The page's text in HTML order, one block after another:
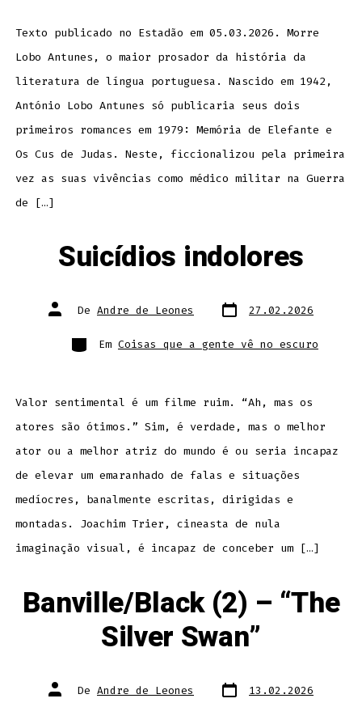
Texto publicado no Estadão em 05.03.2026. Morre
Lobo Antunes, o maior prosador da história da
literatura de língua portuguesa. Nascido em 1942,
António Lobo Antunes só publicaria seus dois
primeiros romances em 1979: Memória de Elefante e
Os Cus de Judas. Neste, ficcionalizou pela primeira
vez as suas vivências como médico militar na Guerra
de […]
Suicídios indolores
Autor
do De Andre de Leones Data
do
27.02.2026
Categorias
Em Coisas que a gente vê no escuro
Valor sentimental é um filme ruim. “Ah, mas os
atores são ótimos.” Sim, é verdade, mas o melhor
ator ou a melhor atriz do mundo é ou seria incapaz
de elevar um emaranhado de falas e situações
medíocres, banalmente escritas, dirigidas e
montadas. Joachim Trier, cineasta de nula
imaginação visual, é incapaz de conceber um […]
Banville/Black (2) – “The
Silver Swan”
Autor
do De Andre de Leones Data
do
13.02.2026